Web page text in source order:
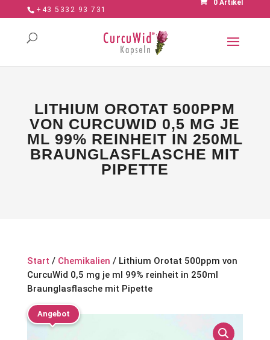
+43 5332 93 731
0 Artikel
LITHIUM OROTAT 500PPM
VON CURCUWID 0,5 MG JE
ML 99% REINHEIT IN 250ML
BRAUNGLASFLASCHE MIT
PIPETTE
Start / Chemikalien / Lithium Orotat 500ppm von
CurcuWid 0,5 mg je ml 99% reinheit in 250ml
Braunglasflasche mit Pipette
Angebot